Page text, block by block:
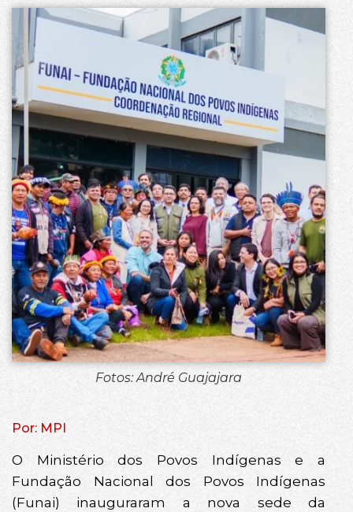
Fotos: André Guajajara
Por: MPI
O Ministério dos Povos Indígenas e a
Fundação Nacional dos Povos Indígenas
(Funai) inauguraram a nova sede da